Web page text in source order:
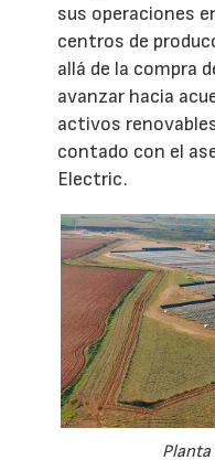
sus operaciones
centros de
allá de la compra
avanzar hacia
activos
contado con el
Electric.
Planta